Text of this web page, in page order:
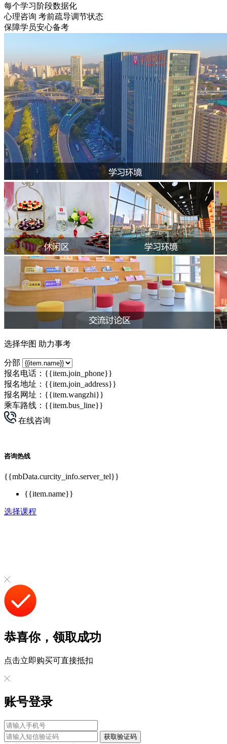
每个学习阶段数据化
心理咨询 考前疏导调节状态
保障学员安心备考
选择华图 助力事考
分部
报名电话： {{item.join_phone}}
报名地址：{{item.join_address}}
报名网址： {{item.wangzhi}}
乘车路线：{{item.bus_line}}
在线咨询
咨询热线
{{mbData.curcity_info.server_tel}}
{{item.name}}
选择课程
恭喜你，领取成功
点击立即购买可直接抵扣
账号登录